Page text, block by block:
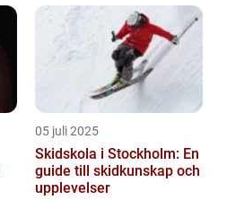
05 juli 2025
Skidskola i Stockholm: En
guide till skidkunskap och
upplevelser